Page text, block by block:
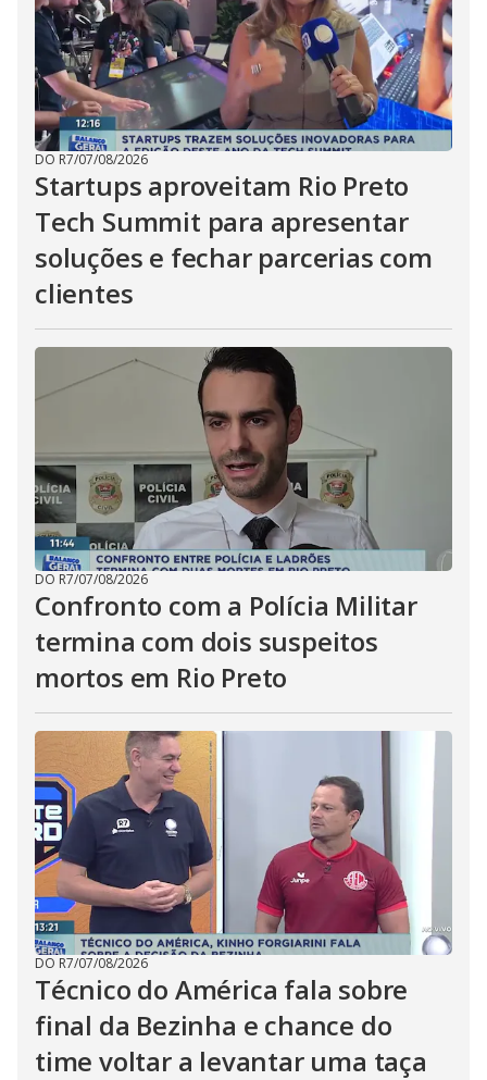
DO R7/07/08/2026
Startups aproveitam Rio Preto
Tech Summit para apresentar
soluções e fechar parcerias com
clientes
DO R7/07/08/2026
Confronto com a Polícia Militar
termina com dois suspeitos
mortos em Rio Preto
DO R7/07/08/2026
Técnico do América fala sobre
final da Bezinha e chance do
time voltar a levantar uma taça